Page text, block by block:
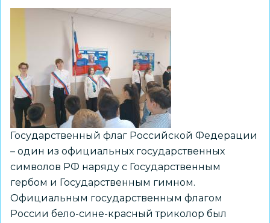
Государственный флаг Российской Федерации
– один из официальных государственных
символов РФ наряду с Государственным
гербом и Государственным гимном.
Официальным государственным флагом
России бело-сине-красный триколор был